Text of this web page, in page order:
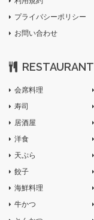
プライバシーポリシー
お問い合わせ
RESTAURANT
会席料理
寿司
居酒屋
洋食
天ぷら
餃子
海鮮料理
牛かつ